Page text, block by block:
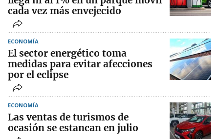
cada vez más envejecido
ECONOMÍA
El sector energético toma
medidas para evitar afecciones
por el eclipse
ECONOMÍA
Las ventas de turismos de
ocasión se estancan en julio